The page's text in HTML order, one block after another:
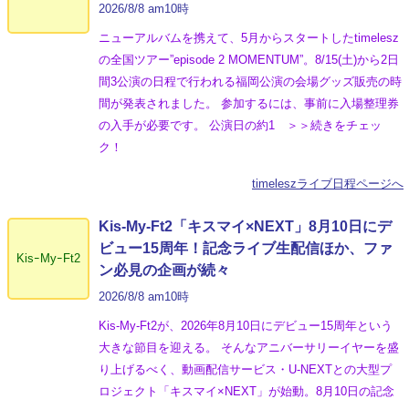
2026/8/8 am10時
ニューアルバムを携えて、5月からスタートしたtimelesz
の全国ツアー”episode 2 MOMENTUM”。8/15(土)から2日
間3公演の日程で行われる福岡公演の会場グッズ販売の時
間が発表されました。 参加するには、事前に入場整理券
の入手が必要です。 公演日の約1 ＞＞続きをチェッ
ク！
timeleszライブ日程ページへ
KisｰMyｰFt2
Kis-My-Ft2「キスマイ×NEXT」8月10日にデ
ビュー15周年！記念ライブ生配信ほか、ファ
ン必見の企画が続々
2026/8/8 am10時
Kis-My-Ft2が、2026年8月10日にデビュー15周年という
大きな節目を迎える。 そんなアニバーサリーイヤーを盛
り上げるべく、動画配信サービス・U-NEXTとの大型プ
ロジェクト「キスマイ×NEXT」が始動。8月10日の記念